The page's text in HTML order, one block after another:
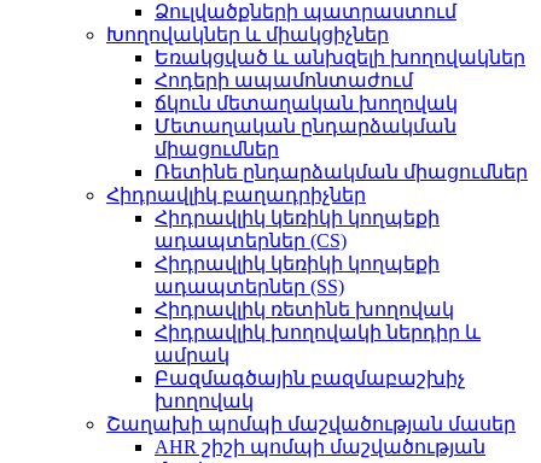
Ձուլվածքների պատրաստում
Խողովակներ և միակցիչներ
Եռակցված և անխզելի խողովակներ
Հոդերի ապամոնտաժում
ճկուն մետաղական խողովակ
Մետաղական ընդարձակման
միացումներ
Ռետինե ընդարձակման միացումներ
Հիդրավլիկ բաղադրիչներ
Հիդրավլիկ կեռիկի կողպեքի
ադապտերներ (CS)
Հիդրավլիկ կեռիկի կողպեքի
ադապտերներ (SS)
Հիդրավլիկ ռետինե խողովակ
Հիդրավլիկ խողովակի ներդիր և
ամրակ
Բազմագծային բազմաբաշխիչ
խողովակ
Շաղախի պոմպի մաշվածության մասեր
AHR շիշի պոմպի մաշվածության